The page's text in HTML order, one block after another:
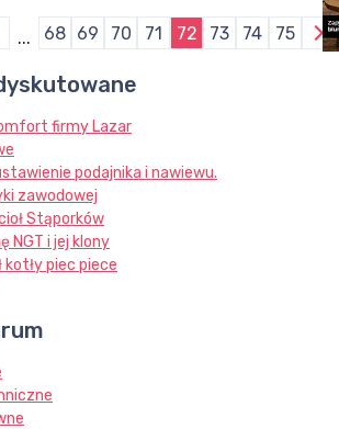
... 68 69 70 71 72 73 74 75
firmy Lazar
podajnika i nawiewu.
zawodowej
Stąporków
NGT i jej klony
kotły piec piece